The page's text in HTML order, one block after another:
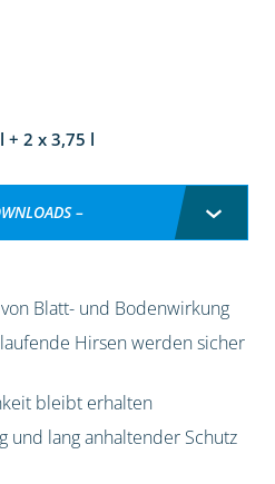
+ 2 x 3,75 l
–
Blatt- und Bodenwirkung
Hirsen werden sicher
bleibt erhalten
und lang anhaltender Schutz